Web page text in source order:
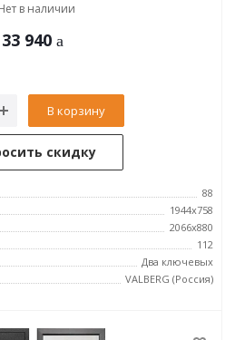
в наличии
33 940
В корзину
скидку
88
1944x758
2066x880
112
Два ключевых
VALBERG (Россия)